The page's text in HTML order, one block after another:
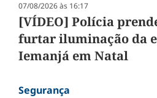
07/08/2026 às 16:17
[VÍDEO] Polícia
furtar iluminação da
Iemanjá em Natal
Segurança